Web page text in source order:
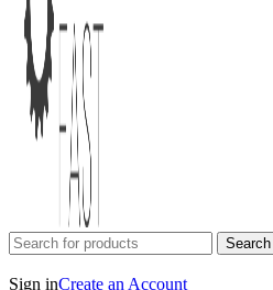
Search
Sign inCreate an Account